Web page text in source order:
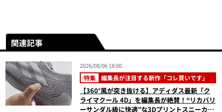
関連記事
2026/08/06 18:00
特集 編集長が注目する新作「コレ買いです」
【360°風が突き抜ける】アディダス最新「ク
ライマクール 4D」を編集長が絶賛！“リカバリ
ーサンダル級に快適”な3Dプリントスニーカー